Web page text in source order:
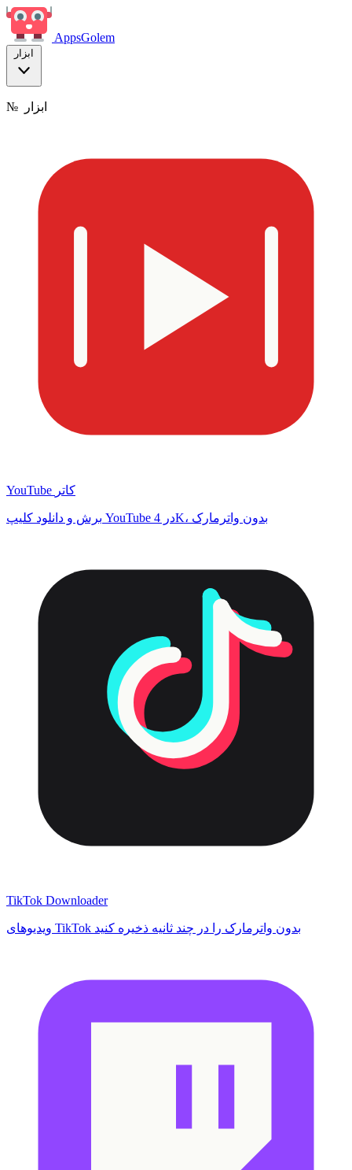
AppsGolem
ابزار
№ ابزار
YouTube کاتر
برش و دانلود کلیپ YouTube در 4K، بدون واترمارک
TikTok Downloader
ویدیوهای TikTok بدون واترمارک را در چند ثانیه ذخیره کنید